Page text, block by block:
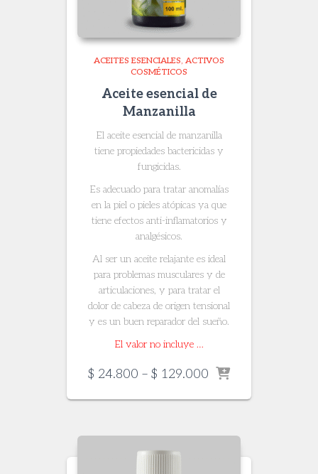
ACEITES ESENCIALES ACTIVOS
COSMÉTICOS
Aceite esencial de
Manzanilla
El aceite esencial de manzanilla
tiene propiedades bactericidas y
fungicidas.
Es adecuado para tratar anomalías
en la piel o pieles atópicas ya que
tiene efectos anti-inflamatorios y
analgésicos.
Al ser un aceite relajante es ideal
para problemas musculares y de
articulaciones, y para tratar el
dolor de cabeza de origen tensional
y es un buen reparador del sueño.
El valor no incluye …
$ 24.800 – $ 129.000 Price
$ 24.800
$ 129.000